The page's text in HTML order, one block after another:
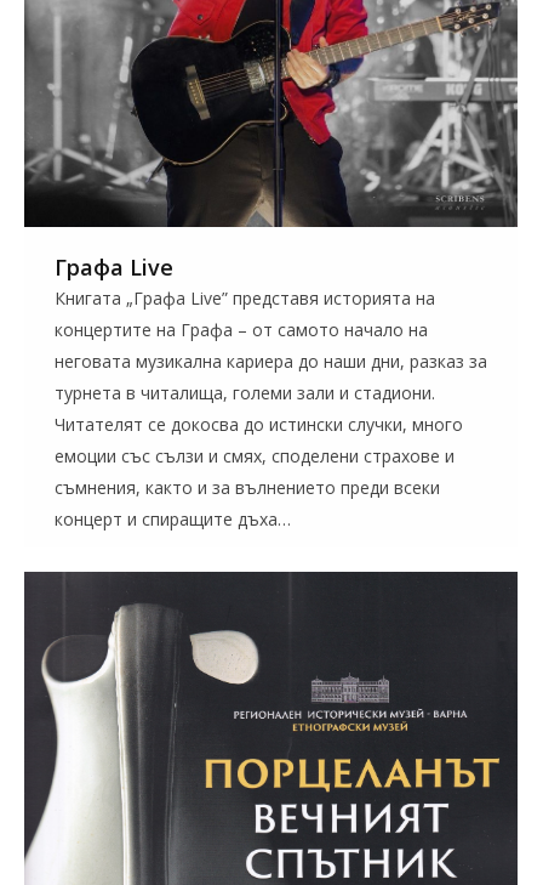
Графа Live
Книгата „Графа Live” представя историята на
концертите на Графа – от самото начало на
неговата музикална кариера до наши дни, разказ за
турнета в читалища, големи зали и стадиони.
Читателят се докосва до истински случки, много
емоции със сълзи и смях, споделени страхове и
съмнения, както и за вълнението преди всеки
концерт и спиращите дъха…